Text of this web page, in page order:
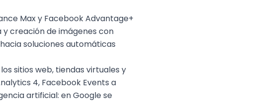
Max y Facebook Advantage+
y creación de imágenes con
soluciones automáticas
sitios web, tiendas virtuales y
4, Facebook Events a
artificial: en Google se